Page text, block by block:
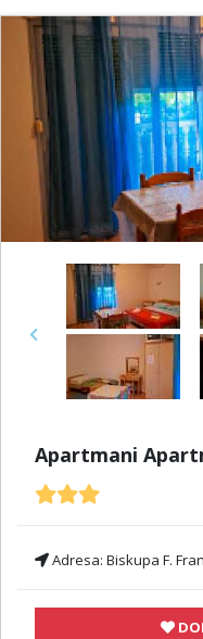
Previous
Apartmani
Adresa: Biskupa F.